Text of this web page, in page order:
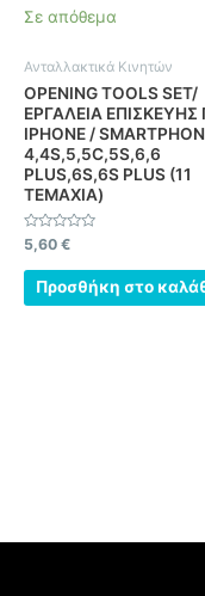
Σε απόθεμα
Ανταλλακτικά Κινητών
OPENING TOOLS SET/
ΕΡΓΑΛΕΙΑ ΕΠΙΣΚΕΥΗΣ
IPHONE /
4,4S,5,5C,5S,6,6
PLUS,6S,6S PLUS (11
ΤΕΜΑΧΙΑ)
Βαθμολογήθηκε
με
0
από
5,60 €
Προσθήκη στο